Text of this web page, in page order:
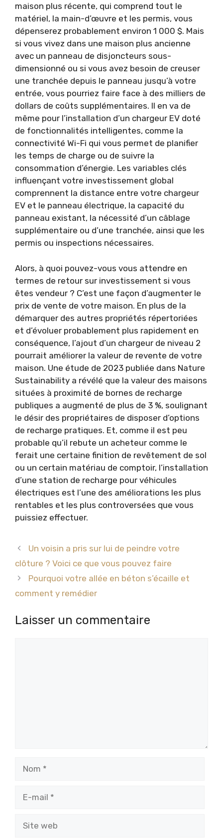
maison plus récente, qui comprend tout le
matériel, la main-d’œuvre et les permis, vous
dépenserez probablement environ 1 000 $. Mais
si vous vivez dans une maison plus ancienne
avec un panneau de disjoncteurs sous-
dimensionné ou si vous avez besoin de creuser
une tranchée depuis le panneau jusqu’à votre
entrée, vous pourriez faire face à des milliers de
dollars de coûts supplémentaires. Il en va de
même pour l’installation d’un chargeur EV doté
de fonctionnalités intelligentes, comme la
connectivité Wi-Fi qui vous permet de planifier
les temps de charge ou de suivre la
consommation d’énergie. Les variables clés
influençant votre investissement global
comprennent la distance entre votre chargeur
EV et le panneau électrique, la capacité du
panneau existant, la nécessité d’un câblage
supplémentaire ou d’une tranchée, ainsi que les
permis ou inspections nécessaires.
Alors, à quoi pouvez-vous vous attendre en
termes de retour sur investissement si vous
êtes vendeur ? C’est une façon d’augmenter le
prix de vente de votre maison. En plus de la
démarquer des autres propriétés répertoriées
et d’évoluer probablement plus rapidement en
conséquence, l’ajout d’un chargeur de niveau 2
pourrait améliorer la valeur de revente de votre
maison. Une étude de 2023 publiée dans Nature
Sustainability a révélé que la valeur des maisons
situées à proximité de bornes de recharge
publiques a augmenté de plus de 3 %, soulignant
le désir des propriétaires de disposer d’options
de recharge pratiques. Et, comme il est peu
probable qu’il rebute un acheteur comme le
ferait une certaine finition de revêtement de sol
ou un certain matériau de comptoir, l’installation
d’une station de recharge pour véhicules
électriques est l’une des améliorations les plus
rentables et les plus controversées que vous
puissiez effectuer.
Un voisin a pris sur lui de peindre votre
clôture ? Voici ce que vous pouvez faire
Pourquoi votre allée en béton s’écaille et
comment y remédier
Laisser un commentaire